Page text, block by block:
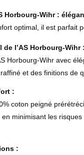
Horbourg-Wihr :
optimal, il est parfait
de l’AS Horbourg-
Horbourg-Wihr avec
et des finitions de
:
coton peigné
minimisant les
: